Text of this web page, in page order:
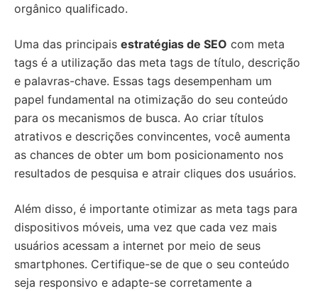
orgânico qualificado.
Uma das principais estratégias de SEO com meta
tags é a utilização das meta tags de título, descrição
e palavras-chave. Essas tags desempenham um
papel fundamental na otimização do seu conteúdo
para os mecanismos de busca. Ao criar títulos
atrativos e descrições convincentes, você aumenta
as chances de obter um bom posicionamento nos
resultados de pesquisa e atrair cliques dos usuários.
Além disso, é importante otimizar as meta tags para
dispositivos móveis, uma vez que cada vez mais
usuários acessam a internet por meio de seus
smartphones. Certifique-se de que o seu conteúdo
seja responsivo e adapte-se corretamente a